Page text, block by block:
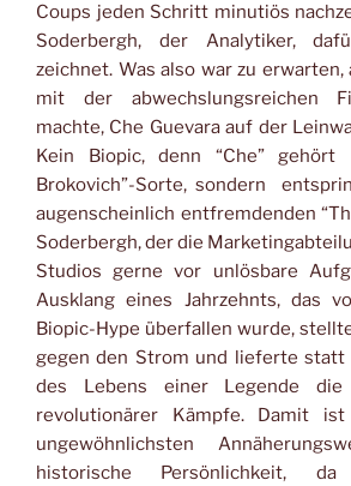
Coups jeden Schritt minutiös
Soderbergh, der Analytiker,
zeichnet. Was also war zu erwarten,
mit der abwechslungsreichen
machte, Che Guevara auf der
Kein Biopic, denn “Che”
Brokovich”-Sorte, sondern
augenscheinlich entfremdenden
Soderbergh, der die
Studios gerne vor unlösbare
Ausklang eines Jahrzehnts, das
Biopic-Hype überfallen wurde,
gegen den Strom und lieferte statt
des Lebens einer Legende die
revolutionärer Kämpfe. Damit
ungewöhnlichsten
historische Persönlichkeit,